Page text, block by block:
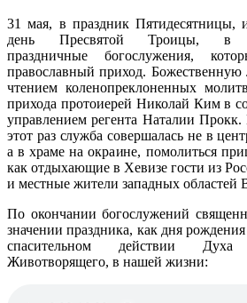
31 мая, в праздник Пятидесятницы,
день Пресвятой Троицы, в
праздничные богослужения,
православный приход.
чтением коленопреклоненных
прихода протоиерей Николай Ким в
управлением регента Наталии
этот раз служба совершалась не в
а в храме на окраине, помолиться
как отдыхающие в Хевизе гости из
и местные жители западных областей
По окончании богослужений
значении праздника, как дня
спасительном действии
Животворящего, в нашей жизни: